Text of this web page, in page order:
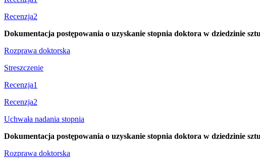
Recenzja2
Dokumentacja postępowania o uzyskanie stopnia doktora w dziedzinie
Rozprawa doktorska
Streszczenie
Recenzja1
Recenzja2
Uchwała nadania stopnia
Dokumentacja postępowania o uzyskanie stopnia doktora w dziedzinie
Rozprawa doktorska